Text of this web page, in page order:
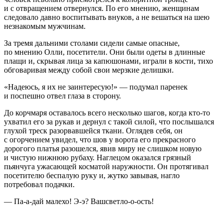
и с отвращением отвернулся. По его мнению, женщинам
следовало давно воспитывать внуков, а не вешаться на шею
незнакомым мужчинам.
За тремя дальними столами сидели самые опасные,
по мнению Олли, посетители. Они были одеты в длинные
плащи и, скрывая лица за капюшонами, играли в кости, тихо
обговаривая между собой свои мерзкие делишки.
«Надеюсь, я их не заинтересую!» — подумал паренек
и поспешно отвел глаза в сторону.
До корчмаря оставалось всего несколько шагов, когда кто-то
ухватил его за рукав и дернул с такой силой, что послышался
глухой треск разорвавшейся ткани. Оглядев себя, он
с огорчением увидел, что шов у ворота его прекрасного
дорогого платья разошелся, явив миру не слишком новую
и чистую нижнюю рубаху. Наглецом оказался грязный
пьянчуга ужасающей косматой наружности. Он протягивал
посетителю беспалую руку и, жутко завывая, нагло
потребовал подачки.
— Па-а-дай малехо! Э-э? Вашсветло-о-ость!